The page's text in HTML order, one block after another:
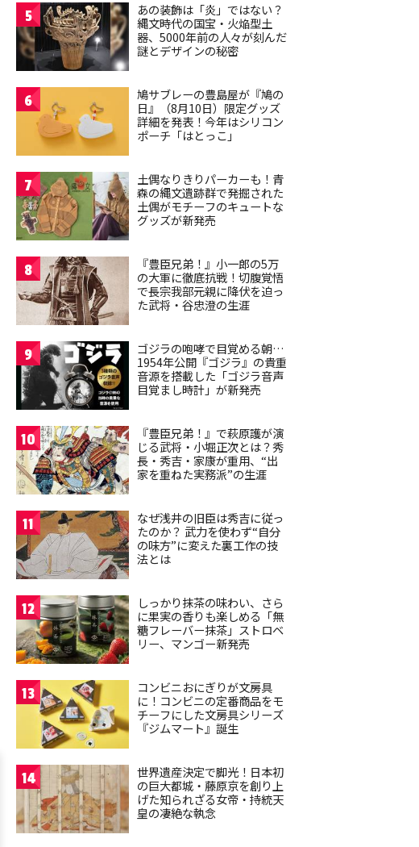
5
あの装飾は「炎」ではない？
縄文時代の国宝・火焔型土
器、5000年前の人々が刻んだ
謎とデザインの秘密
6
鳩サブレーの豊島屋が『鳩の
日』（8月10日）限定グッズ
詳細を発表！今年はシリコン
ポーチ「はとっこ」
7
土偶なりきりパーカーも！青
森の縄文遺跡群で発掘された
土偶がモチーフのキュートな
グッズが新発売
8
『豊臣兄弟！』小一郎の5万
の大軍に徹底抗戦！切腹覚悟
で長宗我部元親に降伏を迫っ
た武将・谷忠澄の生涯
9
ゴジラの咆哮で目覚める朝…
1954年公開『ゴジラ』の貴重
音源を搭載した「ゴジラ音声
目覚まし時計」が新発売
10
『豊臣兄弟！』で萩原護が演
じる武将・小堀正次とは？秀
長・秀吉・家康が重用、“出
家を重ねた実務派”の生涯
11
なぜ浅井の旧臣は秀吉に従っ
たのか？ 武力を使わず“自分
の味方”に変えた裏工作の技
法とは
12
しっかり抹茶の味わい、さら
に果実の香りも楽しめる「無
糖フレーバー抹茶」ストロベ
リー、マンゴー新発売
13
コンビニおにぎりが文房具
に！コンビニの定番商品をモ
チーフにした文房具シリーズ
『ジムマート』誕生
14
世界遺産決定で脚光！日本初
の巨大都城・藤原京を創り上
げた知られざる女帝・持統天
皇の凄絶な執念